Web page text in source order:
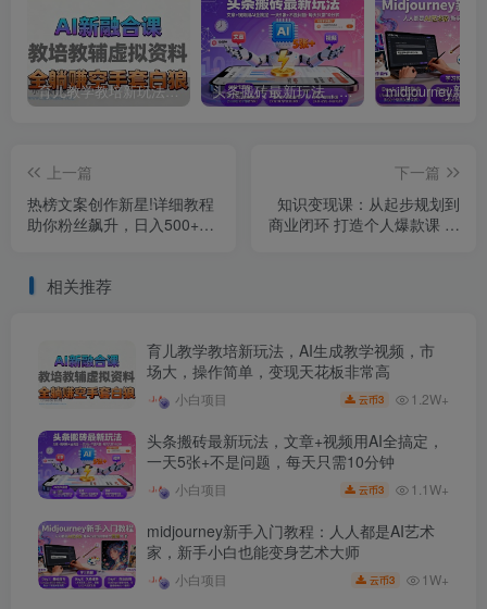
育儿教学教培新玩法，AI生成教学视频，市场大，操作简单，变现天花板非常高 头条搬砖最新玩法，文章+视频用AI全搞定，一天5张+不是问题，每天只需10分钟
上一篇
热榜文案创作新星!详细教程
助你粉丝飙升，日入500+
下一篇
知识变现课：从起步规划到
商业闭环 打造个人爆款课 搭
相关推荐
育儿教学教培新玩法，AI生成教学视频，市
场大，操作简单，变现天花板非常高
小白项目 云币3 1.2W+
头条搬砖最新玩法，文章+视频用AI全搞定，
一天5张+不是问题，每天只需10分钟
小白项目 云币3 1.1W+
midjourney新手入门教程：人人都是AI艺术
家，新手小白也能变身艺术大师
小白项目 云币3 1W+